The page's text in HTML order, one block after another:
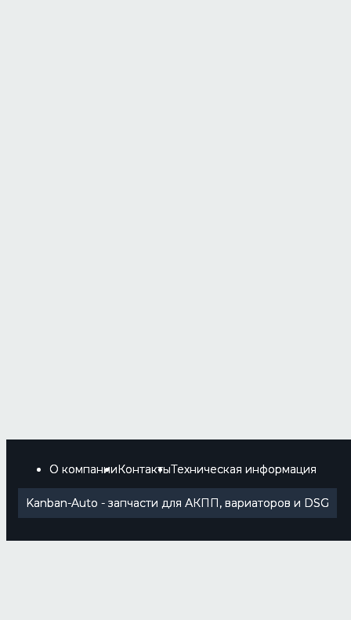
О компанииКонтактыТехническая информация
Kanban-Auto - запчасти для АКПП, вариаторов и DSG